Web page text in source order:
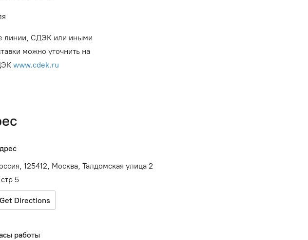
линии, СДЭК или иными
можно уточнить на
www.cdek.ru
125412, Москва, Талдомская улица 2
5
Get Directions
работы